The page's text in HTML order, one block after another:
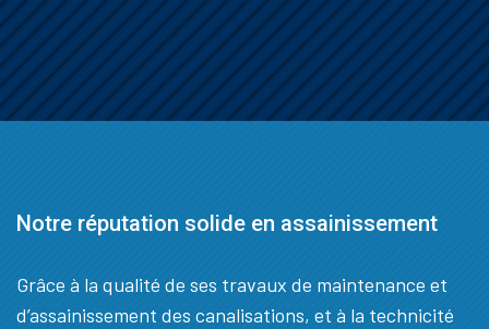
Notre réputation solide en assainissement
Grâce à la qualité de ses travaux de maintenance et
d’assainissement des canalisations, et à la technicité